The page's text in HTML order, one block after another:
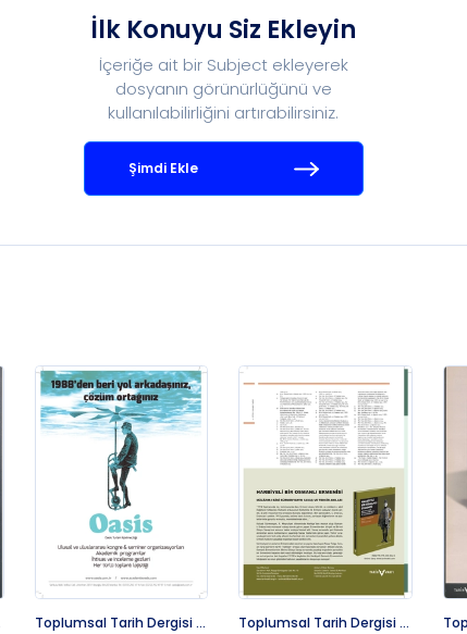
İlk Konuyu Siz Ekleyin
İçeriğe ait bir Subject ekleyerek
dosyanın görünürlüğünü ve
kullanılabilirliğini artırabilirsiniz.
Şimdi Ekle
Toplumsal Tarih Dergisi -
Toplumsal Tarih Dergisi -